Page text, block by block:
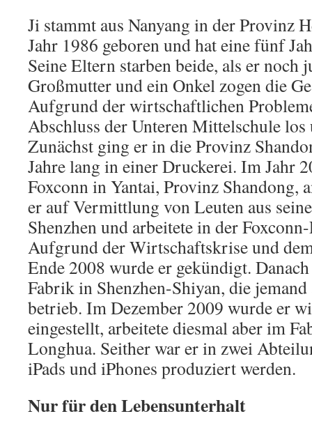
Ji stammt aus Nanyang in der Provinz
Jahr 1986 geboren und hat eine fünf
Seine Eltern starben beide, als er noch
Großmutter und ein Onkel zogen die
Aufgrund der wirtschaftlichen
Abschluss der Unteren Mittelschule
Zunächst ging er in die Provinz
Jahre lang in einer Druckerei. Im Jahr
Foxconn in Yantai, Provinz Shandong,
er auf Vermittlung von Leuten aus
Shenzhen und arbeitete in der
Aufgrund der Wirtschaftskrise und
Ende 2008 wurde er gekündigt.
Fabrik in Shenzhen-Shiyan, die
betrieb. Im Dezember 2009 wurde er
eingestellt, arbeitete diesmal aber im
Longhua. Seither war er in zwei
iPads und iPhones produziert werden.
Nur für den Lebensunterhalt